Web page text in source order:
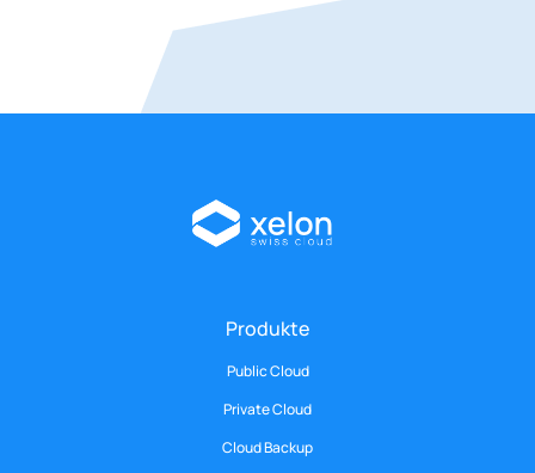
Produkte
Public Cloud
Private Cloud
Cloud Backup